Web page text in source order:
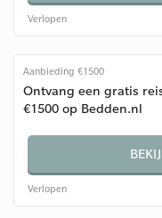
Verlopen
Aanbieding €1500
Ontvang een gratis
€1500 op Bedden.nl
Verlopen